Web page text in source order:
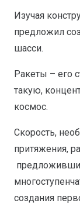
Изучая
предложил
шасси.
Ракеты – его
такую,
космос.
Скорость,
притяжения,
создания